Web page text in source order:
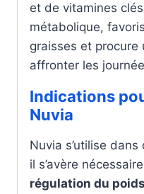
et de vitamines
métabolique,
graisses et procure
affronter les
Indications
Nuvia
Nuvia s’utilise
il s’avère
régulation du poids